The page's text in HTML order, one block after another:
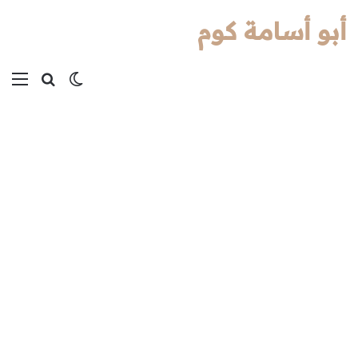
بحثالوضع
أبو أسامة كوم